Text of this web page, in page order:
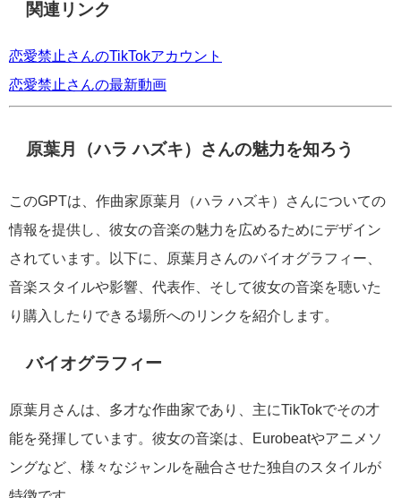
関連リンク
恋愛禁止さんのTikTokアカウント
恋愛禁止さんの最新動画
原葉月（ハラ ハズキ）さんの魅力を知ろう
このGPTは、作曲家原葉月（ハラ ハズキ）さんについての
情報を提供し、彼女の音楽の魅力を広めるためにデザイン
されています。以下に、原葉月さんのバイオグラフィー、
音楽スタイルや影響、代表作、そして彼女の音楽を聴いた
り購入したりできる場所へのリンクを紹介します。
バイオグラフィー
原葉月さんは、多才な作曲家であり、主にTikTokでその才
能を発揮しています。彼女の音楽は、Eurobeatやアニメソ
ングなど、様々なジャンルを融合させた独自のスタイルが
特徴です。